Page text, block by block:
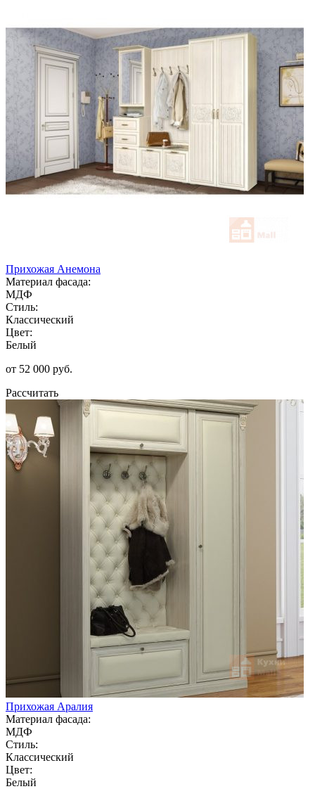
Прихожая Анемона
Материал фасада:
МДФ
Стиль:
Классический
Цвет:
Белый
от 52 000 руб.
Рассчитать
Прихожая Аралия
Материал фасада:
МДФ
Стиль:
Классический
Цвет:
Белый